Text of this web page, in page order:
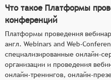
Что такое Платформы
конференций
Платформы проведения
англ. Webinars and Web-
специализированные онлайн-
организации и проведения
онлайн-тренингов, онлайн-